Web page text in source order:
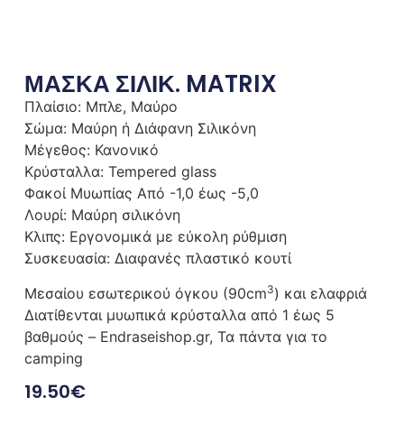
ΜΑΣΚΑ ΣΙΛΙΚ. MATRIX
Πλαίσιο: Μπλε, Μαύρο
Σώμα: Μαύρη ή Διάφανη Σιλικόνη
Μέγεθος: Κανονικό
Κρύσταλλα: Tempered glass
Φακοί Μυωπίας Από -1,0 έως -5,0
Λουρί: Μαύρη σιλικόνη
Κλιπς: Εργονομικά με εύκολη ρύθμιση
Συσκευασία: Διαφανές πλαστικό κουτί
Μεσαίου εσωτερικού όγκου (90cm3) και ελαφριά
Διατίθενται μυωπικά κρύσταλλα από 1 έως 5
βαθμούς – Endraseishop.gr, Τα πάντα για το
camping
19.50€